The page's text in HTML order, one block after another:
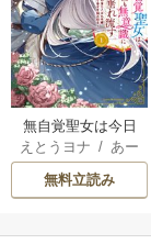
無自覚聖女は今日
も無意識に力を垂
れ流す ～公爵家
の落ちこぼれ令
を掴み取る～
えとうヨナ /あー
もんど/ あんべよ
しろう
無料立読み